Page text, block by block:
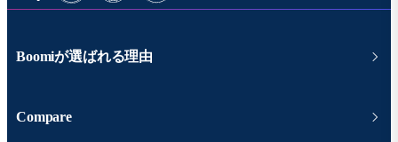
Boomiが選ばれる理由
Compare